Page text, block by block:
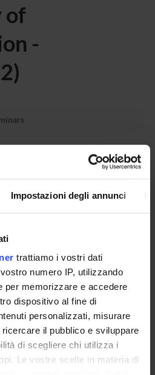
Impostazioni degli annunci
trattiamo i vostri dati
numero IP, utilizzando
per memorizzare e accedere
dispositivo al fine di
personalizzati, misurare
il pubblico e sviluppare
di scegliere chi utilizza i
Le vostre scelte in materia di
of
-
to teaching Sociology of
POSTGRADUATE